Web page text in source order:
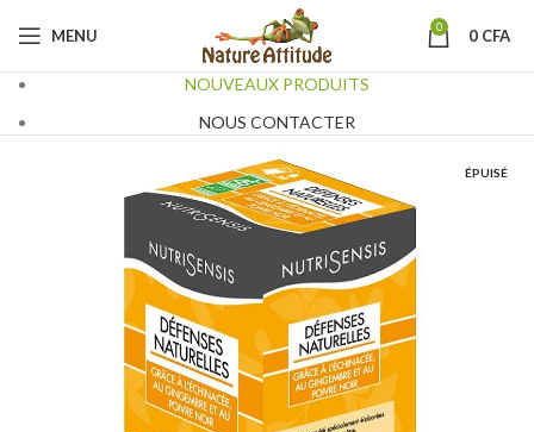
MENU 0 0 CFA
NOUVEAUX PRODUITS
NOUS CONTACTER
ÉPUISÉ